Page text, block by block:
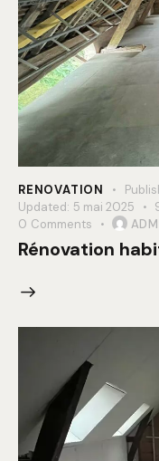
RENOVATION
Updated: 5 mai 2025
0 Comments
Rénovation